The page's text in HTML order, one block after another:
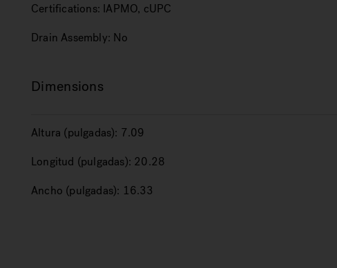
Certifications: IAPMO, cUPC
Drain Assembly: No
Dimensions
Altura (pulgadas): 7.09
Longitud (pulgadas): 20.28
Ancho (pulgadas): 16.33